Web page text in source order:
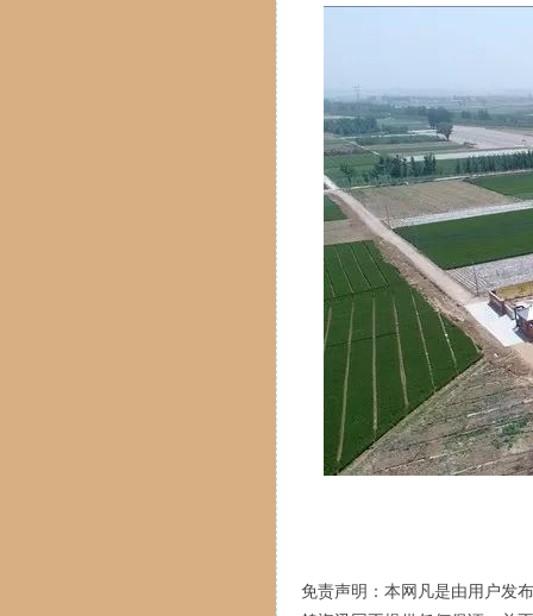
免责声明：本网凡是由用户发